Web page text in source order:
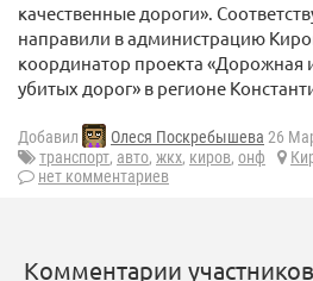
качественные дороги».
направили в администрацию
координатор проекта
убитых дорог» в регионе
Добавил Олеся Поскребышева 26
транспорт, авто, жкх, киров, онф
нет комментариев
Комментарии